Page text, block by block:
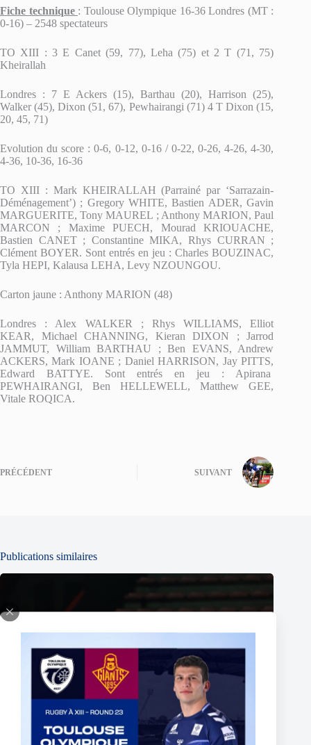
Fiche technique : Toulouse Olympique 16-36 Londres (MT :
0-16) – 2548 spectateurs
TO XIII : 3 E Canet (59, 77), Leha (75) et 2 T (71, 75)
Kheirallah
Londres : 7 E Ackers (15), Barthau (20), Harrison (25),
Walker (45), Dixon (51, 67), Pewhairangi (71) 4 T Dixon (15,
20, 45, 71)
Evolution du score : 0-6, 0-12, 0-16 / 0-22, 0-26, 4-26, 4-30,
4-36, 10-36, 16-36
TO XIII : Mark KHEIRALLAH (Parrainé par ‘Sarrazain-
Déménagement’) ; Gregory WHITE, Bastien ADER, Gavin
MARGUERITE, Tony MAUREL ; Anthony MARION, Paul
MARCON ; Maxime PUECH, Mourad KRIOUACHE,
Bastien CANET ; Constantine MIKA, Rhys CURRAN ;
Clément BOYER. Sont entrés en jeu : Charles BOUZINAC,
Tyla HEPI, Kalausa LEHA, Levy NZOUNGOU.
Carton jaune : Anthony MARION (48)
Londres : Alex WALKER ; Rhys WILLIAMS, Elliot
KEAR, Michael CHANNING, Kieran DIXON ; Jarrod
JAMMUT, William BARTHAU ; Ben EVANS, Andrew
ACKERS, Mark IOANE ; Daniel HARRISON, Jay PITTS,
Edward BATTYE. Sont entrés en jeu : Apirana
PEWHAIRANGI, Ben HELLEWELL, Matthew GEE,
Vitale ROQICA.
PRÉCÉDENT SUIVANT
Publications similaires